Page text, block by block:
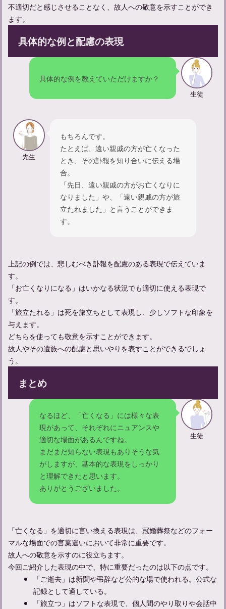
家族葬参列者としてのマナーや服装についてのガイド
忌中やってはいけないことについて解説
適切な遺体管理のポイントと安置場所選び、その重要性とは
精進落としでの献杯の挨拶の仕方：関係性別の例文も紹介
不適切だと感じさせることなく、故人への敬意を示すことができ
ます。
具体的な例と配慮の表現
具体的な例を教えていただけますか？
生徒
先生
もちろんです。
たとえば、遠い親戚の方が亡くなった
とき、その訃報を知り合いに伝える場
合。
「先日、遠い親戚の方がお亡くなりに
なりました」や、「遠い親戚の方が旅
立たれました」と言うことができま
す。
上記の例では、悲しむべき訃報を配慮のある表現で伝えていま
す。
「お亡くなりになる」はいかなる状況でも適切に使える表現で
す。
「旅立たれる」は死を旅立ちとして表現し、少しソフトな印象を
与えます。
どちらを使っても敬意を示すことができます。
故人やその遺族への配慮と思いやりを表すことができるでしょ
う。
まとめ
なるほど、「亡くなる」には様々な表
現があって、それぞれにニュアンスや
適切な場面があるんですね。
まだまだ知らない表現もありそうな気
がしますが、基本的な表現をしっかり
と理解できたと思います。
ありがとうございました。
生徒
「亡くなる」を適切に言い換える表現は、冠婚葬祭などのフォー
マルな場面での言葉遣いにおいて非常に重要です。
故人への敬意を示すのに役立ちます。
今回ご紹介した表現の中で、特に重要だったのは以下の点です。
「ご逝去」は新聞や弔辞など公的な場で使われる。公式な
記録として適している。
「旅立つ」はソフトな表現で、個人間のやり取りや会話中